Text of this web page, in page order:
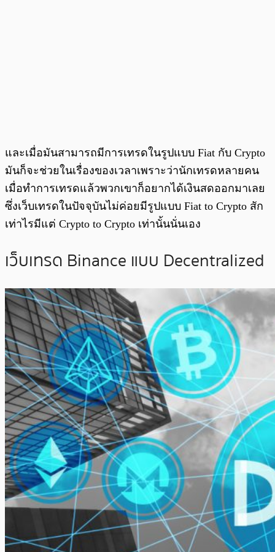
และเมื่อมันสามารถมีการเทรดในรูปแบบ Fiat กับ Crypto
มันก็จะช่วยในเรื่องของเวลาเพราะว่านักเทรดหลายคน
เมื่อทำการเทรดแล้วพวกเขาก็อยากได้เงินสดออกมาเลย
ซึ่งเว็บเทรดในปัจจุบันไม่ค่อยมีรูปแบบ Fiat to Crypto สัก
เท่าไรมีแต่ Crypto to Crypto เท่านั้นนั่นเอง
เว็บเทรด Binance แบบ Decentralized